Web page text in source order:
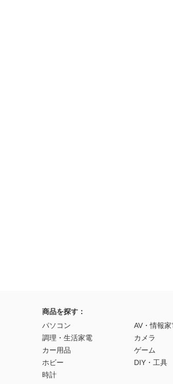
商品を探す：
パソコン
AV・情報家
調理・生活家電
カメラ
カー用品
ゲーム
ホビー
DIY・工具
時計